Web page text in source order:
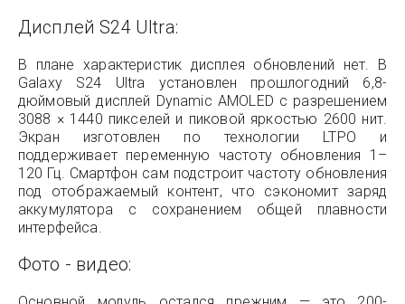
Дисплей S24 Ultra:
В плане характеристик дисплея обновлений нет. В
Galaxy S24 Ultra установлен прошлогодний 6,8-
дюймовый дисплей Dynamic AMOLED с разрешением
3088 × 1440 пикселей и пиковой яркостью 2600 нит.
Экран изготовлен по технологии LTPO и
поддерживает переменную частоту обновления 1–
120 Гц. Смартфон сам подстроит частоту обновления
под отображаемый контент, что сэкономит заряд
аккумулятора с сохранением общей плавности
интерфейса.
Фото - видео: